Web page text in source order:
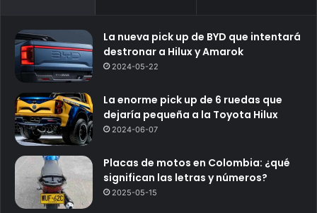
La nueva pick up de BYD que intentará
destronar a Hilux y Amarok
2024-05-22
La enorme pick up de 6 ruedas que
dejaría pequeña a la Toyota Hilux
2024-06-07
Placas de motos en Colombia: ¿qué
significan las letras y números?
2025-05-15